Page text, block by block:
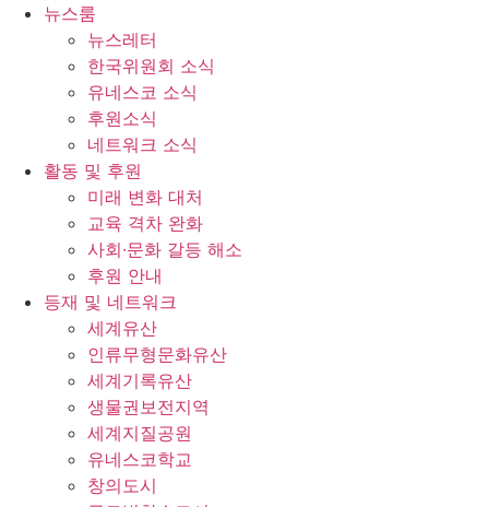
뉴스룸
뉴스레터
한국위원회 소식
유네스코 소식
후원소식
네트워크 소식
활동 및 후원
미래 변화 대처
교육 격차 완화
사회∙문화 갈등 해소
후원 안내
등재 및 네트워크
세계유산
인류무형문화유산
세계기록유산
생물권보전지역
세계지질공원
유네스코학교
창의도시